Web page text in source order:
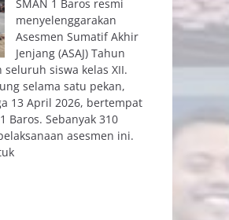
SMAN 1 Baros resmi
menyelenggarakan
Asesmen Sumatif Akhir
Jenjang (ASAJ) Tahun
siswa kelas XII.
selama satu pekan,
13 April 2026, bertempat
Baros. Sebanyak 310
asesmen ini.